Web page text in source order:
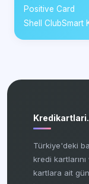
Positive Card
Shell ClubSmart
Türkiye'deki
kredi
kartlara ait